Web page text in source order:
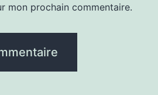
mon prochain commentaire.